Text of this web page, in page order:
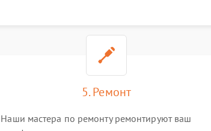
5. Ремонт
Наши мастера по ремонту ремонтируют ваш